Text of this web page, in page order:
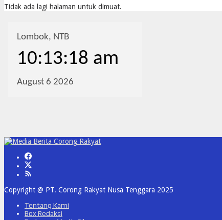
Tidak ada lagi halaman untuk dimuat.
Copyright @ PT. Corong Rakyat Nusa Tenggara 2025
Tentang Kami
Box Redaksi